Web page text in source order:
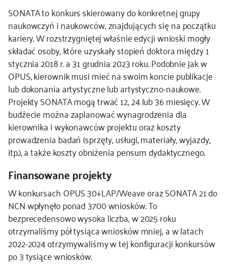
SONATA to konkurs skierowany do konkretnej grupy
naukowczyń i naukowców, znajdujących się na początku
kariery. W rozstrzygniętej właśnie edycji wnioski mogły
składać osoby, które uzyskały stopień doktora między 1
stycznia 2018 r. a 31 grudnia 2023 roku. Podobnie jak w
OPUS, kierownik musi mieć na swoim koncie publikacje
lub dokonania artystyczne lub artystyczno-naukowe.
Projekty SONATA mogą trwać 12, 24 lub 36 miesięcy. W
budżecie można zaplanować wynagrodzenia dla
kierownika i wykonawców projektu oraz koszty
prowadzenia badań (sprzęty, usługi, materiały, wyjazdy,
itp.), a także koszty obniżenia pensum dydaktycznego.
Finansowane projekty
W konkursach OPUS 30+LAP/Weave oraz SONATA 21 do
NCN wpłynęło ponad 3700 wniosków. To
bezprecedensowo wysoka liczba, w 2025 roku
otrzymaliśmy pół tysiąca wniosków mniej, a w latach
2022-2024 otrzymywaliśmy w tej konfiguracji konkursów
po 3 tysiące wniosków.